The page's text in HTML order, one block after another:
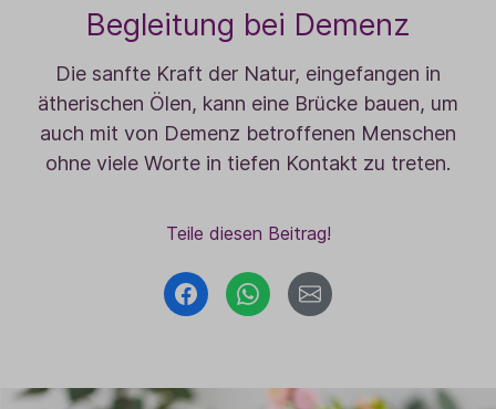
Begleitung bei Demenz
Die sanfte Kraft der Natur, eingefangen in
ätherischen Ölen, kann eine Brücke bauen, um
auch mit von Demenz betroffenen Menschen
ohne viele Worte in tiefen Kontakt zu treten.
Teile diesen Beitrag!